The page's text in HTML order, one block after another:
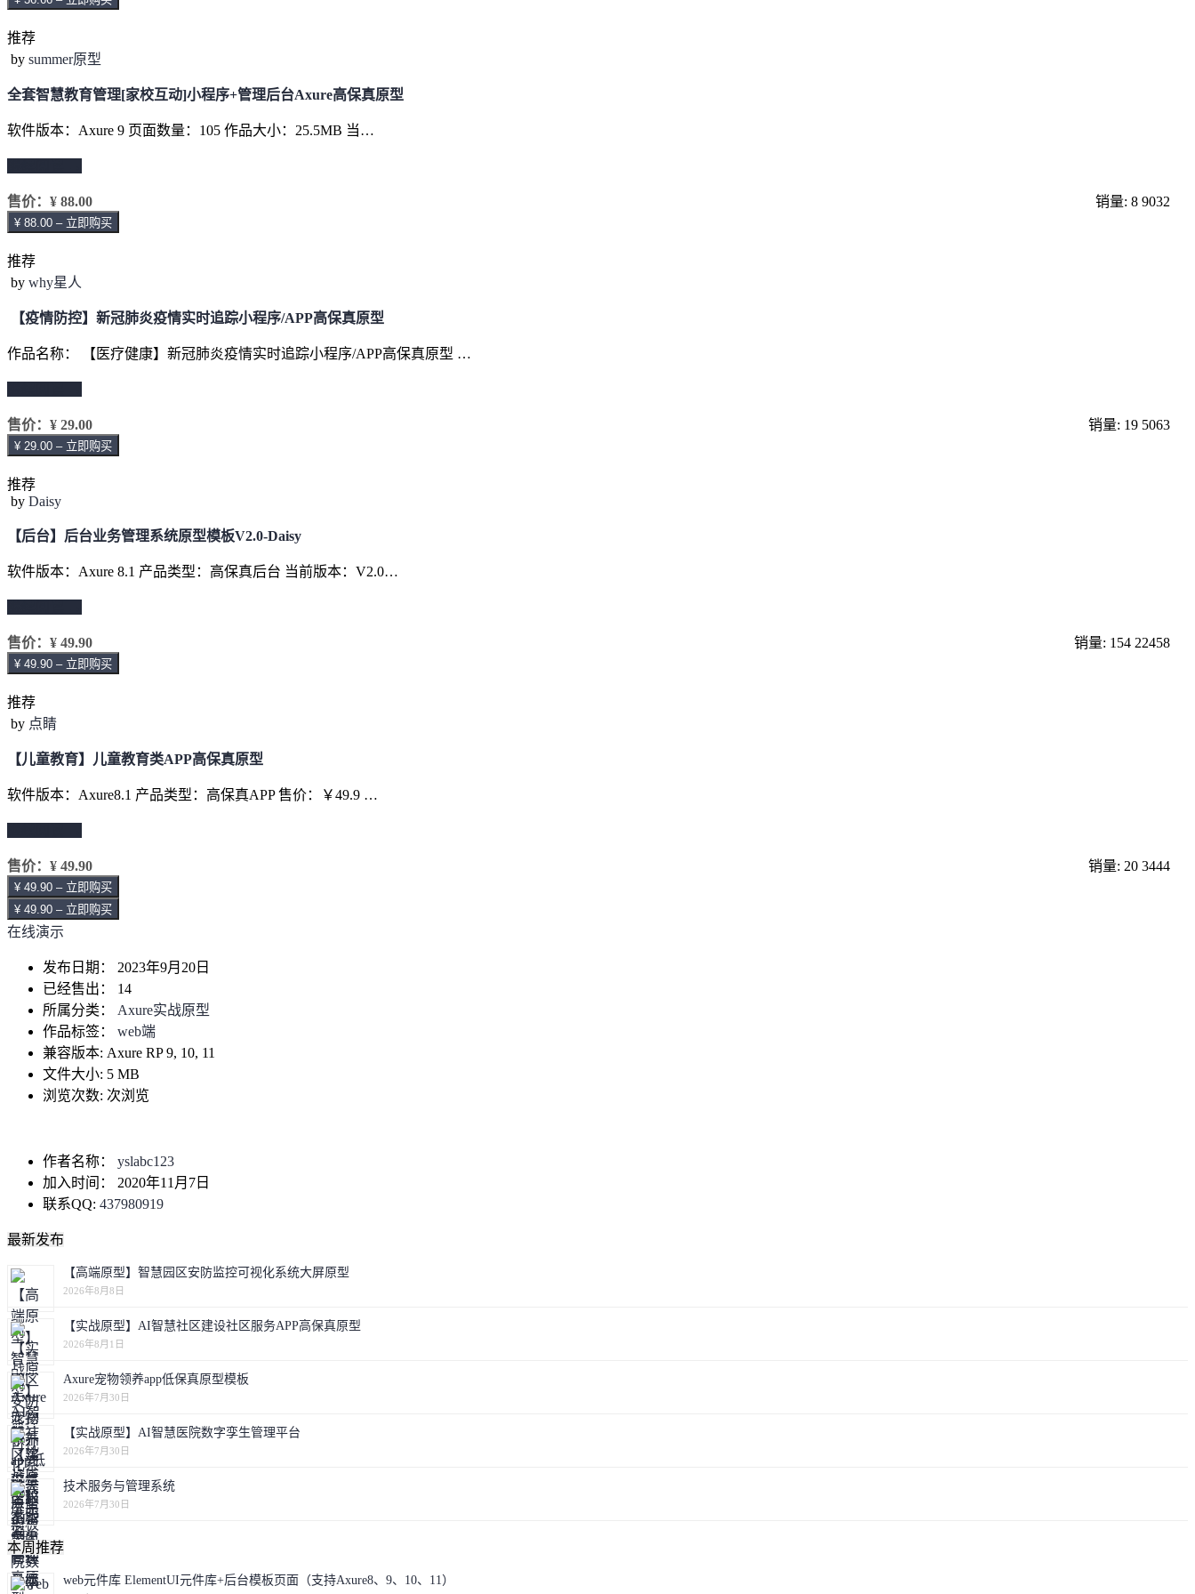
推荐
by summer原型
全套智慧教育管理[家校互动]小程序+管理后台Axure高保真原型
软件版本：Axure 9 页面数量：105 作品大小：25.5MB 当…
售价： ¥ 88.00 销量: 8 9032
¥ 88.00 – 立即购买
推荐
by why星人
【疫情防控】新冠肺炎疫情实时追踪小程序/APP高保真原型
作品名称： 【医疗健康】新冠肺炎疫情实时追踪小程序/APP高保真原型 …
售价： ¥ 29.00 销量: 19 5063
¥ 29.00 – 立即购买
推荐
by Daisy
【后台】后台业务管理系统原型模板V2.0-Daisy
软件版本：Axure 8.1 产品类型：高保真后台 当前版本：V2.0…
售价： ¥ 49.90 销量: 154 22458
¥ 49.90 – 立即购买
推荐
by 点睛
【儿童教育】儿童教育类APP高保真原型
软件版本：Axure8.1 产品类型：高保真APP 售价：￥49.9 …
售价： ¥ 49.90 销量: 20 3444
¥ 49.90 – 立即购买
¥ 49.90 – 立即购买
在线演示
发布日期：
2023年9月20日
已经售出：
14
所属分类：
Axure实战原型
作品标签：
web端
兼容版本: Axure RP 9, 10, 11
文件大小: 5 MB
浏览次数: 次浏览
作者名称：
yslabc123
加入时间：
2020年11月7日
联系QQ: 437980919
最新发布
【高端原型】智慧园区安防监控可视化系统大屏原型
2026年8月8日
【实战原型】AI智慧社区建设社区服务APP高保真原型
2026年8月1日
Axure宠物领养app低保真原型模板
2026年7月30日
【实战原型】AI智慧医院数字孪生管理平台
2026年7月30日
技术服务与管理系统
2026年7月30日
本周推荐
web元件库 ElementUI元件库+后台模板页面（支持Axure8、9、10、11）